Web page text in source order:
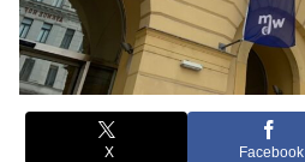
X Facebook